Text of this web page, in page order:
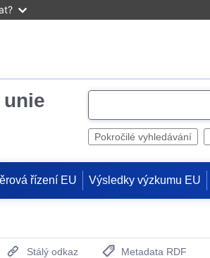
e
Pokročilé vyhledávání
řízení EU Výsledky výzkumu EU
Stálý odkaz
Metadata RDF